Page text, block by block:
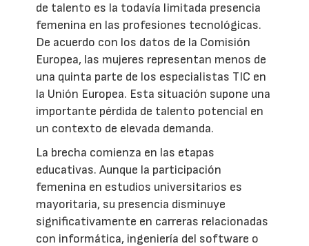
de talento es la todavía limitada presencia
femenina en las profesiones tecnológicas.
De acuerdo con los datos de la Comisión
Europea, las mujeres representan menos de
una quinta parte de los especialistas TIC en
la Unión Europea. Esta situación supone una
importante pérdida de talento potencial en
un contexto de elevada demanda.
La brecha comienza en las etapas
educativas. Aunque la participación
femenina en estudios universitarios es
mayoritaria, su presencia disminuye
significativamente en carreras relacionadas
con informática, ingeniería del software o